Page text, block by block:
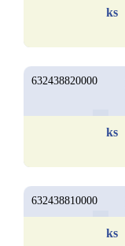
ks
632438820000
ks
632438810000
ks